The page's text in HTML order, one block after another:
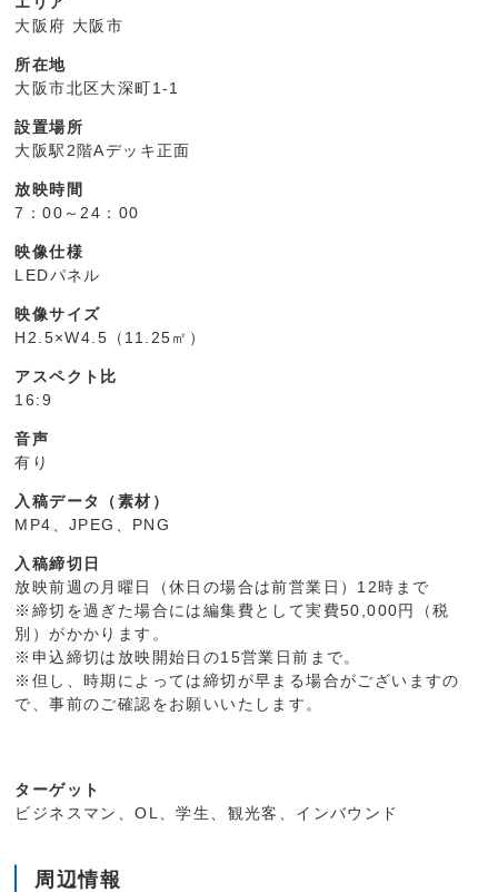
大阪府 大阪市
所在地
大阪市北区大深町1-1
設置場所
大阪駅2階Aデッキ正面
放映時間
7：00～24：00
映像仕様
LEDパネル
映像サイズ
H2.5×W4.5（11.25㎡）
アスペクト比
16:9
音声
有り
入稿データ（素材）
MP4、JPEG、PNG
入稿締切日
放映前週の月曜日（休日の場合は前営業日）12時まで
※締切を過ぎた場合には編集費として実費50,000円（税
別）がかかります。
※申込締切は放映開始日の15営業日前まで。
※但し、時期によっては締切が早まる場合がございますの
で、事前のご確認をお願いいたします。
ターゲット
ビジネスマン、OL、学生、観光客、インバウンド
周辺情報